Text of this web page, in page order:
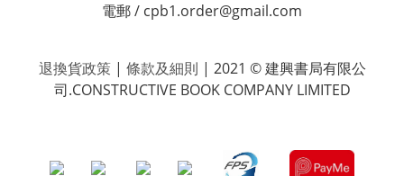
電郵 / cpb1.order@gmail.com
退換貨政策| 條款及細則 | 2021 © 建興書局有限公
司.CONSTRUCTIVE BOOK COMPANY LIMITED